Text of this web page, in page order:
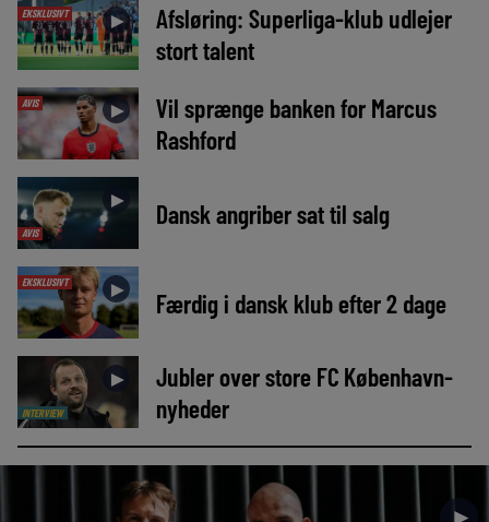
EKSKLUSIVT ►
Afsløring: Superliga-klub udlejer
stort talent
AVIS ►
Vil sprænge banken for Marcus
Rashford
AVIS
► Dansk angriber sat til salg
EKSKLUSIVT ► Færdig i dansk klub efter 2 dage
INTERVIEW
►
Jubler over store FC København-
nyheder